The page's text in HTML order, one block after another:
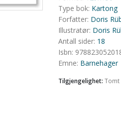
Type bok: Kartong
Forfatter: Doris
Illustratør: Doris
Antall sider: 18
Isbn:
Emne: Barnehager
Tilgjengelighet: Tomt